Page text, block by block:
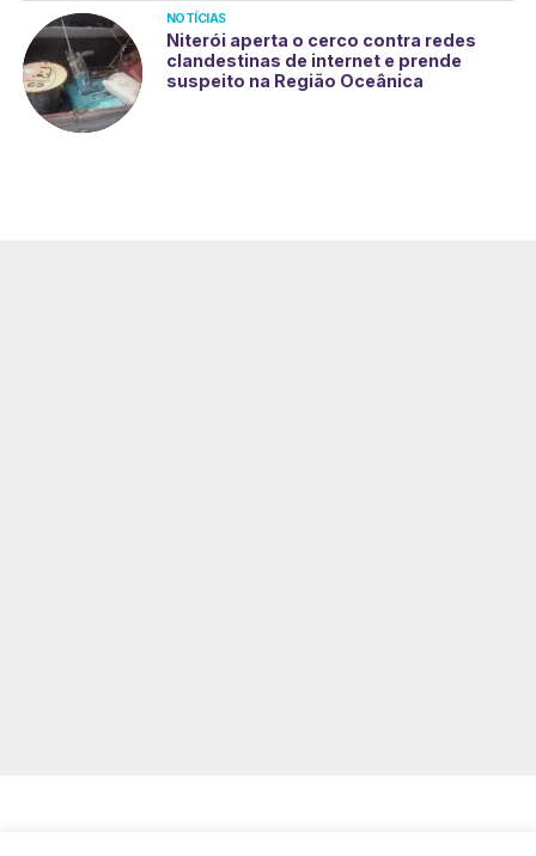
NOTÍCIAS
Niterói aperta o cerco contra redes
clandestinas de internet e prende
suspeito na Região Oceânica